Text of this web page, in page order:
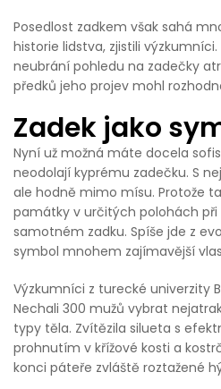
Posedlost zadkem však sahá
historie lidstva, zjistili
neubrání pohledu na zadečky
předků jeho projev mohl
Zadek jako
Nyní už možná máte docela
neodolají kyprému zadečku. S
ale hodně mimo mísu. Protože
památky v určitých polohách při
samotném zadku. Spíše jde z
symbol mnohem zajímavější
Výzkumníci z turecké univerzity
Nechali 300 mužů vybrat
typy těla. Zvítězila silueta s
prohnutím v křížové kosti a
konci páteře zvláště roztažené